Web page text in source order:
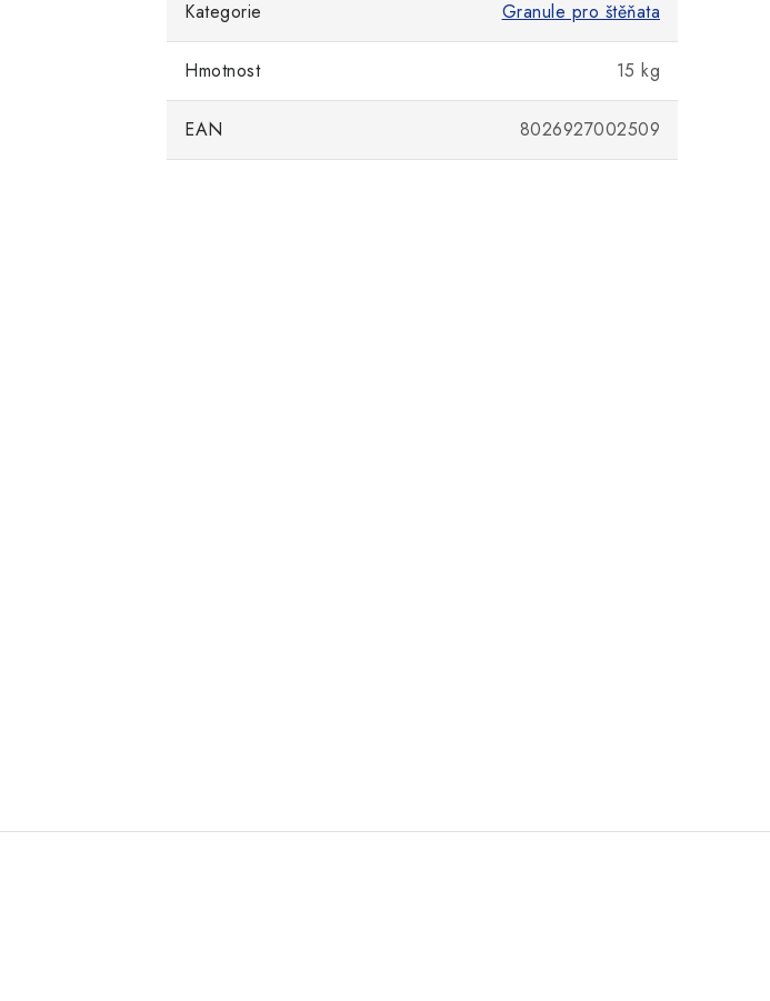
Kategorie Granule pro štěňata
Hmotnost 15 kg
EAN 8026927002509